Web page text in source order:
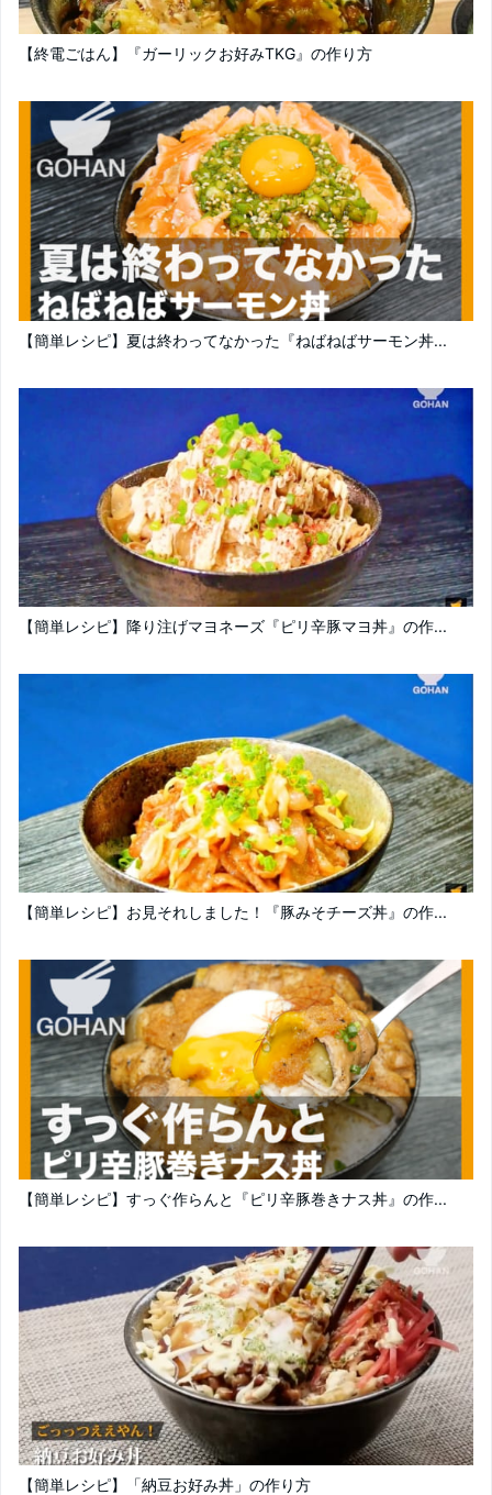
【終電ごはん】『ガーリックお好みTKG』の作り方
【簡単レシピ】夏は終わってなかった『ねばねばサーモン丼...
【簡単レシピ】降り注げマヨネーズ『ピリ辛豚マヨ丼』の作...
【簡単レシピ】お見それしました！『豚みそチーズ丼』の作...
【簡単レシピ】すっぐ作らんと『ピリ辛豚巻きナス丼』の作...
【簡単レシピ】「納豆お好み丼」の作り方